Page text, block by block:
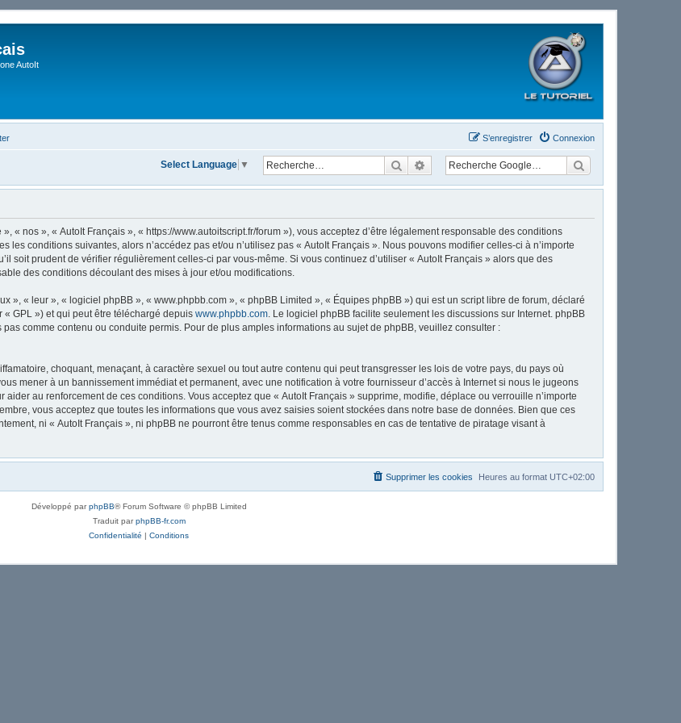
AutoIt
Connexion
S’enregistrer
RechercherRecherche avancée
Select Language ▼
« nos », « AutoIt Français », « https://www.autoitscript.fr/forum »), vous acceptez d’être légalement responsable des conditions
les conditions suivantes, alors n’accédez pas et/ou n’utilisez pas « AutoIt Français ». Nous pouvons modifier celles-ci à n’importe
soit prudent de vérifier régulièrement celles-ci par vous-même. Si vous continuez d’utiliser « AutoIt Français » alors que des
des conditions découlant des mises à jour et/ou modifications.
», « leur », « logiciel phpBB », « www.phpbb.com », « phpBB Limited », « Équipes phpBB ») qui est un script libre de forum, déclaré
« GPL ») et qui peut être téléchargé depuis www.phpbb.com. Le logiciel phpBB facilite seulement les discussions sur Internet. phpBB
comme contenu ou conduite permis. Pour de plus amples informations au sujet de phpBB, veuillez consulter :
choquant, menaçant, à caractère sexuel ou tout autre contenu qui peut transgresser les lois de votre pays, du pays où
mener à un bannissement immédiat et permanent, avec une notification à votre fournisseur d’accès à Internet si nous le jugeons
au renforcement de ces conditions. Vous acceptez que « AutoIt Français » supprime, modifie, déplace ou verrouille n’importe
vous acceptez que toutes les informations que vous avez saisies soient stockées dans notre base de données. Bien que ces
ni « AutoIt Français », ni phpBB ne pourront être tenus comme responsables en cas de tentative de piratage visant à
Heures au format UTC+02:00
Supprimer les cookies
Développé parphpBB® Forum Software © phpBB Limited
Traduit parphpBB-fr.com
Confidentialité | Conditions